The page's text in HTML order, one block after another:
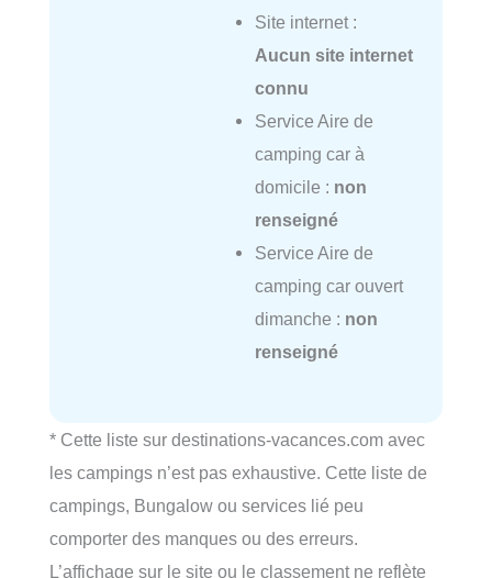
Site internet :
Aucun site internet
connu
Service Aire de
camping car à
domicile : non
renseigné
Service Aire de
camping car ouvert
dimanche : non
renseigné
* Cette liste sur destinations-vacances.com avec
les campings n’est pas exhaustive. Cette liste de
campings, Bungalow ou services lié peu
comporter des manques ou des erreurs.
L’affichage sur le site ou le classement ne reflète